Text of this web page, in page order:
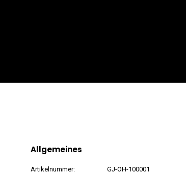
Allgemeines
Artikelnummer:
GJ-OH-100001